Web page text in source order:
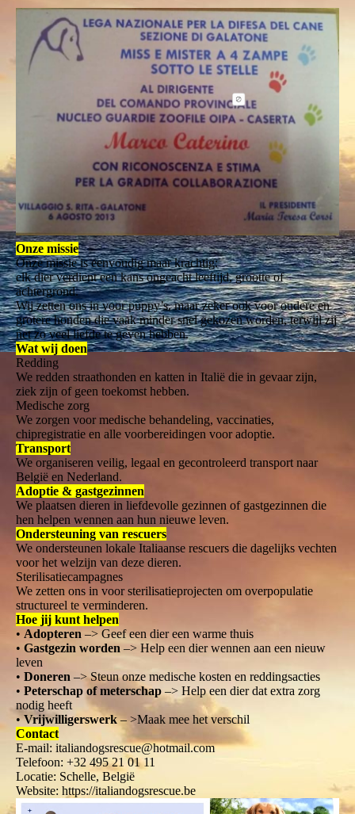
Onze missie
Onze missie is eenvoudig maar krachtig:
elk dier verdient een kans ongeacht leeftijd, grootte of
achtergrond.
Wij zetten ons in voor puppy’s, maar zeker ook voor oudere en
grotere honden die vaak minder snel gekozen worden, terwijl zij
net zo veel liefde te geven hebben.
Wat wij doen
Redding
We redden straathonden en katten in Italië die in gevaar zijn,
ziek zijn of geen toekomst hebben.
Medische zorg
We zorgen voor medische behandeling, vaccinaties,
chipregistratie en alle voorbereidingen voor adoptie.
Transport
We organiseren veilig, legaal en gecontroleerd transport naar
België en Nederland.
Adoptie & gastgezinnen
We plaatsen dieren in liefdevolle gezinnen of gastgezinnen die
hen helpen wennen aan hun nieuwe leven.
Ondersteuning van rescuers
We ondersteunen lokale Italiaanse rescuers die dagelijks vechten
voor het welzijn van deze dieren.
Sterilisatiecampagnes
We zetten ons in voor sterilisatieprojecten om overpopulatie
structureel te verminderen.
Hoe jij kunt helpen
• Adopteren –> Geef een dier een warme thuis
• Gastgezin worden –> Help een dier wennen aan een nieuw
leven
• Doneren –> Steun onze medische kosten en reddingsacties
• Peterschap of meterschap –> Help een dier dat extra zorg
nodig heeft
•Vrijwilligerswerk– >Maak mee het verschil
Contact
E-mail: italiandogsrescue@hotmail.com
Telefoon: +32 495 21 01 11
Locatie: Schelle, België
Website: https://italiandogsrescue.be